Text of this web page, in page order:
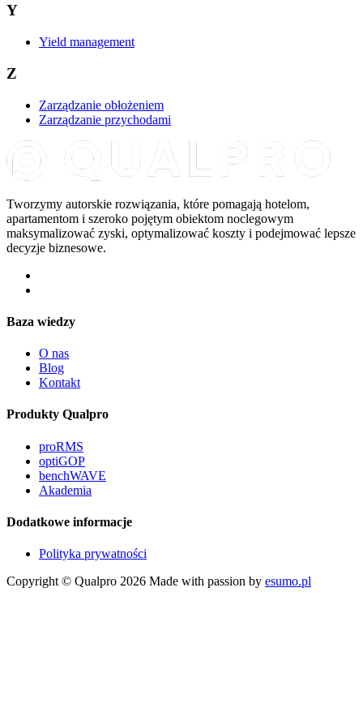
Y
Yield management
Z
Zarządzanie obłożeniem
Zarządzanie przychodami
Tworzymy autorskie rozwiązania, które pomagają hotelom,
apartamentom i szeroko pojętym obiektom noclegowym
maksymalizować zyski, optymalizować koszty i podejmować lepsze
decyzje biznesowe.
Baza wiedzy
O nas
Blog
Kontakt
Produkty Qualpro
proRMS
optiGOP
benchWAVE
Akademia
Dodatkowe informacje
Polityka prywatności
Copyright © Qualpro 2026 Made with passion by esumo.pl